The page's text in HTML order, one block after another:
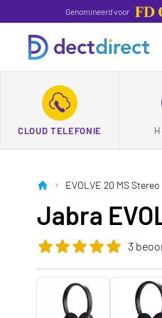
Genomineerd voor
CLOUD TELEFONIE
EVOLVE 20 MS Stereo
Jabra
De beoordeling van dit
3